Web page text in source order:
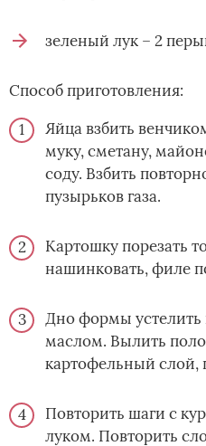
зеленый лук – 2
Способ приготовления:
Яйца взбить
муку, сметану,
соду. Взбить
пузырьков газа.
Картошку порезать
нашинковать, филе
Дно формы устелить
маслом. Вылить
картофельный слой,
Повторить шаги с
луком. Повторить